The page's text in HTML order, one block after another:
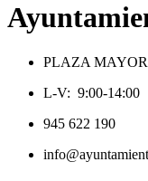
PLAZA
L-V: 9:00-14:00
945 622 190